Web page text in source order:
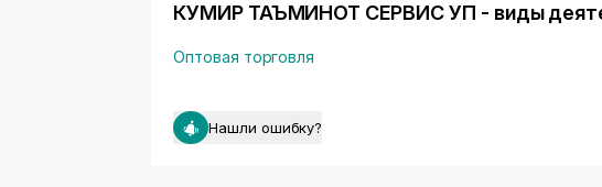
КУМИР ТАЪМИНОТ СЕРВИС УП - виды
Оптовая торговля
Нашли ошибку?